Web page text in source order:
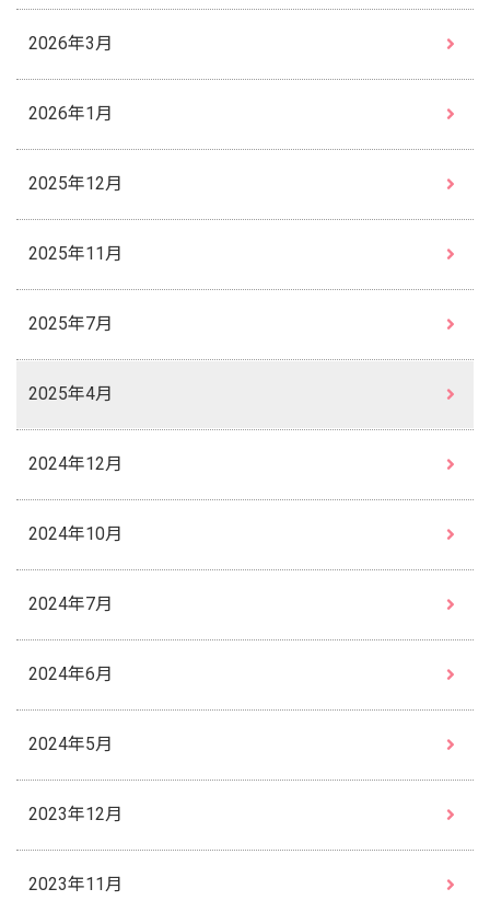
2026年3月
2026年1月
2025年12月
2025年11月
2025年7月
2025年4月
2024年12月
2024年10月
2024年7月
2024年6月
2024年5月
2023年12月
2023年11月